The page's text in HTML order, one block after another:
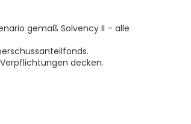
gemäß Solvency II – alle
decken.